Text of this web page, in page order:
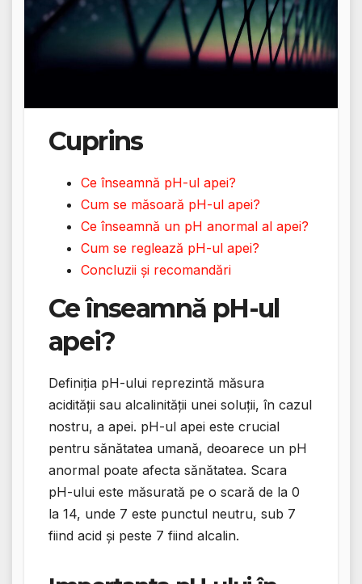
Cuprins
Ce înseamnă pH-ul apei?
Cum se măsoară pH-ul apei?
Ce înseamnă un pH anormal al apei?
Cum se reglează pH-ul apei?
Concluzii și recomandări
Ce înseamnă pH-ul
apei?
Definiția pH-ului reprezintă măsura
acidității sau alcalinității unei soluții, în cazul
nostru, a apei. pH-ul apei este crucial
pentru sănătatea umană, deoarece un pH
anormal poate afecta sănătatea. Scara
pH-ului este măsurată pe o scară de la 0
la 14, unde 7 este punctul neutru, sub 7
fiind acid și peste 7 fiind alcalin.